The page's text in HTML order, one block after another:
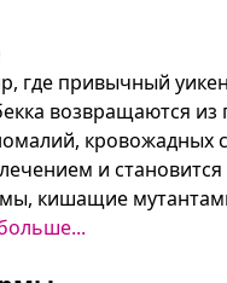
где привычный
возвращаются
кровожадных
и
кишащие